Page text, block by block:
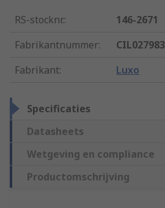
RS-stocknr.:
146-2671
Fabrikantnummer:
CIL027983
Fabrikant: Luxo
Specificaties
Datasheets
Wetgeving en compliance
Productomschrijving